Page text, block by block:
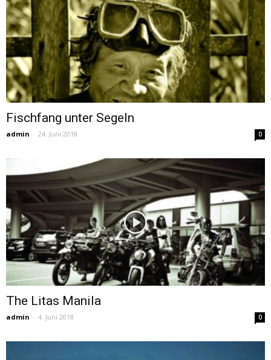
Fischfang unter Segeln
admin - 24. Juni 2018 0
The Litas Manila
admin - 4. Juni 2018 0